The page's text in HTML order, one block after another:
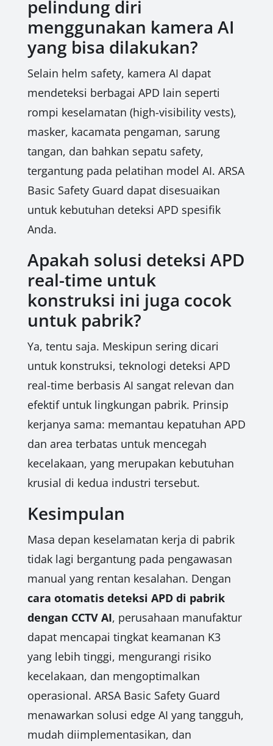
pelindung diri
menggunakan kamera AI
yang bisa dilakukan?
Selain helm safety, kamera AI dapat
mendeteksi berbagai APD lain seperti
rompi keselamatan (high-visibility vests),
masker, kacamata pengaman, sarung
tangan, dan bahkan sepatu safety,
tergantung pada pelatihan model AI. ARSA
Basic Safety Guard dapat disesuaikan
untuk kebutuhan deteksi APD spesifik
Anda.
Apakah solusi deteksi APD
real-time untuk
konstruksi ini juga cocok
untuk pabrik?
Ya, tentu saja. Meskipun sering dicari
untuk konstruksi, teknologi deteksi APD
real-time berbasis AI sangat relevan dan
efektif untuk lingkungan pabrik. Prinsip
kerjanya sama: memantau kepatuhan APD
dan area terbatas untuk mencegah
kecelakaan, yang merupakan kebutuhan
krusial di kedua industri tersebut.
Kesimpulan
Masa depan keselamatan kerja di pabrik
tidak lagi bergantung pada pengawasan
manual yang rentan kesalahan. Dengan
cara otomatis deteksi APD di pabrik
dengan CCTV AI, perusahaan manufaktur
dapat mencapai tingkat keamanan K3
yang lebih tinggi, mengurangi risiko
kecelakaan, dan mengoptimalkan
operasional. ARSA Basic Safety Guard
menawarkan solusi edge AI yang tangguh,
mudah diimplementasikan, dan